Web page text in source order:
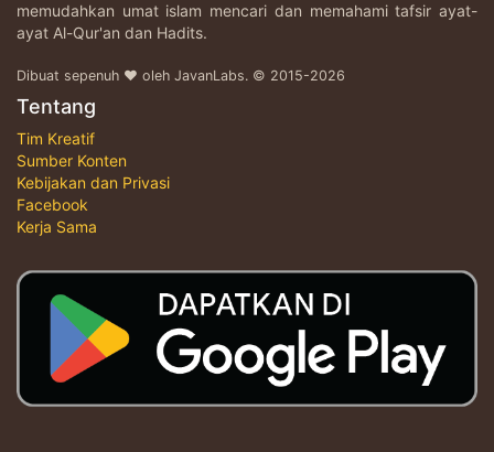
memudahkan umat islam mencari dan memahami tafsir ayat-
ayat Al-Qur'an dan Hadits.
Dibuat sepenuh ♥ oleh JavanLabs. © 2015-2026
Tentang
Tim Kreatif
Sumber Konten
Kebijakan dan Privasi
Facebook
Kerja Sama